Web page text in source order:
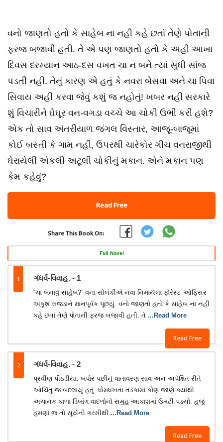
વનો જાણતો હતો કે સાહેબ ના નહી કહે છતાં તેણે પોતાની
ફરજ બજાવી હતી. તે એ પણ જાણતો હતો કે અહીં આખા
દિવસ દરમ્યાન આઠ-દસ વખત ચા ન બને ત્યાં સુધી સાંજ
પડતી નહી. તેનું કારણ એ હતું કે નવરા બેસવા અને ચા પિવા
સિવાય અહીં કરવા જેવું કશું જ નહોતું! ખબર નહીં સરકારે
શું વિચારીને ઘેઘૂર વન-વગડા વચ્ચે આ ચોકી ઉભી કરી હશે?
એક તો સાવ અંતરીયાળ જંગલ વિસ્તાર, આજૂ-બાજૂમાં
કોઈ બસ્તી કે ગામ નહી, ઉપરથી ચારેકોર ગીચ વનરાજીથી
ઘેરાયેલી એકલી અટૂલી ચોકીનું મકાન. એને મકાન પણ
કેમ કહેવું?
Read Free
Share This Book On:
Full Novel
1 ગંધર્વ-વિવાહ. - 1
Read Free
“ચા બનાવું સાહેબ?” વના સોલંકીએ નવા નિમાયેલા ફોરેસ્ટ ઓફિસર
અંકુશ રાજડાને માનપૂર્વક પૂછયું. વનો જાણતો હતો કે સાહેબ ના નહી
કહે છતાં તેણે પોતાની ફરજ બજાવી હતી. તે ...Read More
2 ગંધર્વ-વિવાહ. - 2
Read Free
પ્રવીણ પીઠડીયા. બપોર પછીનું વાતાવરણ સાવ અન-અપેક્ષિત રીતે
ઓચિંતુ જ બદલાયું હતું. ધોમધખતા તડકામાં કોણ જાણે ક્યાંથી
અચાનક કાળા ડિબાંગ વાદળોનો સમુહ આકાશમાં ઉમટી પડયો. હજું
હમણાં જ તો સૂર્યની ગરમીથી ...Read More